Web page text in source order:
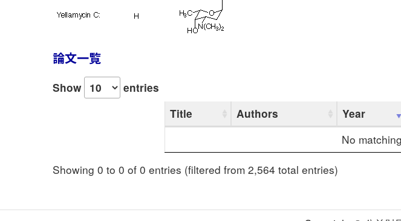
論文一覧
Show
entries
Title
Authors Year
No
Showing 0 to 0 of 0 entries (filtered from 2,564 total entries)